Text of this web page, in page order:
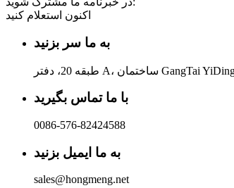
اکنون استعلام کنید
به ما سر بزنید
با ما تماس بگیرید
0086-576-82424588
به ما ایمیل بزنید
sales@hongmeng.net